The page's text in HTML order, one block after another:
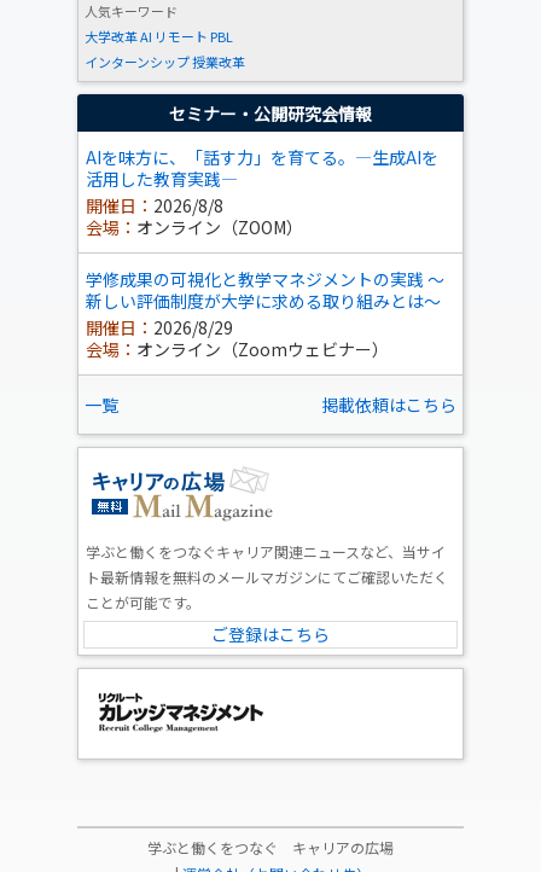
人気キーワード
大学改革AI リモート PBL
インターンシップ授業改革
セミナー・公開研究会情報
AIを味方に、「話す力」を育てる。―生成AIを
活用した教育実践―
開催日： 2026/8/8
会場： オンライン（ZOOM）
学修成果の可視化と教学マネジメントの実践 ～
新しい評価制度が大学に求める取り組みとは～
開催日： 2026/8/29
会場： オンライン（Zoomウェビナー）
一覧 掲載依頼はこちら
学ぶと働くをつなぐキャリア関連ニュースなど、当サイ
ト最新情報を無料のメールマガジンにてご確認いただく
ことが可能です。
ご登録はこちら
学ぶと働くをつなぐ キャリアの広場